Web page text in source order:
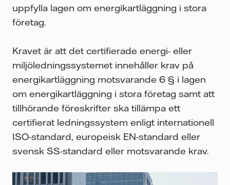
uppfylla lagen om energikartläggning i stora
företag.
Kravet är att det certifierade energi- eller
miljöledningssystemet innehåller krav på
energikartläggning motsvarande 6 § i lagen
om energikartläggning i stora företag samt att
tillhörande föreskrifter ska tillämpa ett
certifierat ledningssystem enligt internationell
ISO-standard, europeisk EN-standard eller
svensk SS-standard eller motsvarande krav.